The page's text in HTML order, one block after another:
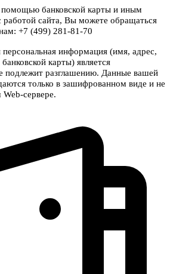
банковской карты и иным
работой сайта, Вы можете обращаться
+7 (499) 281-81-70
информация (имя, адрес,
карты) является
подлежит разглашению. Данные вашей
только в зашифрованном виде и не
сервере.